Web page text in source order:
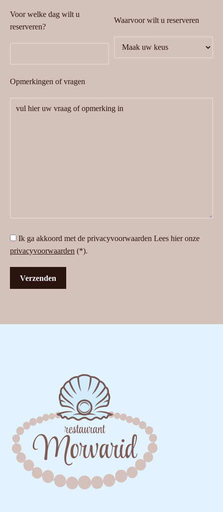
Voor welke dag wilt u
reserveren?
Waarvoor wilt u reserveren
Opmerkingen of vragen
Ik ga akkoord met de privacyvoorwaarden Lees hier onze
privacyvoorwaarden (*).